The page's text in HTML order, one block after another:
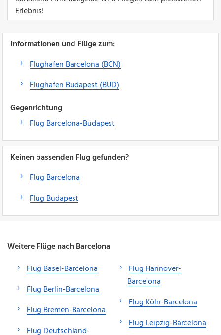
Erlebnis!
Informationen und Flüge zum:
Flughafen Barcelona (BCN)
Flughafen Budapest (BUD)
Gegenrichtung
Flug Barcelona-Budapest
Keinen passenden Flug gefunden?
Flug Barcelona
Flug Budapest
Weitere Flüge nach Barcelona
Flug Basel-Barcelona
Flug Berlin-Barcelona
Flug Bremen-Barcelona
Flug Deutschland-
Flug Hannover-
Barcelona
Flug Köln-Barcelona
Flug Leipzig-Barcelona